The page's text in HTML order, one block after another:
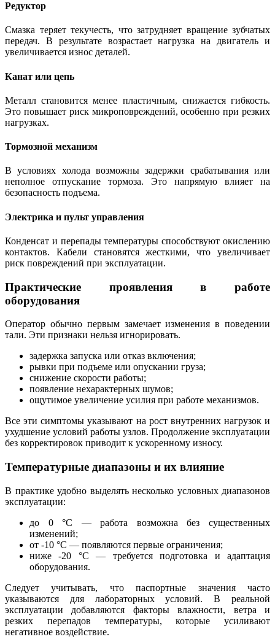
Редуктор
Смазка теряет текучесть, что затрудняет вращение зубчатых
передач. В результате возрастает нагрузка на двигатель и
увеличивается износ деталей.
Канат или цепь
Металл становится менее пластичным, снижается гибкость.
Это повышает риск микроповреждений, особенно при резких
нагрузках.
Тормозной механизм
В условиях холода возможны задержки срабатывания или
неполное отпускание тормоза. Это напрямую влияет на
безопасность подъема.
Электрика и пульт управления
Конденсат и перепады температуры способствуют окислению
контактов. Кабели становятся жесткими, что увеличивает
риск повреждений при эксплуатации.
Практические проявления в работе
оборудования
Оператор обычно первым замечает изменения в поведении
тали. Эти признаки нельзя игнорировать.
задержка запуска или отказ включения;
рывки при подъеме или опускании груза;
снижение скорости работы;
появление нехарактерных шумов;
ощутимое увеличение усилия при работе механизмов.
Все эти симптомы указывают на рост внутренних нагрузок и
ухудшение условий работы узлов. Продолжение эксплуатации
без корректировок приводит к ускоренному износу.
Температурные диапазоны и их влияние
В практике удобно выделять несколько условных диапазонов
эксплуатации:
до 0 °C — работа возможна без существенных
изменений;
от -10 °C — появляются первые ограничения;
ниже -20 °C — требуется подготовка и адаптация
оборудования.
Следует учитывать, что паспортные значения часто
указываются для лабораторных условий. В реальной
эксплуатации добавляются факторы влажности, ветра и
резких перепадов температуры, которые усиливают
негативное воздействие.